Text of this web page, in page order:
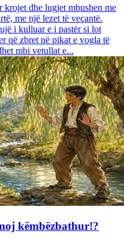
krojet dhe lugjet mbushen me
me një lezet të veçantë.
i kulluar e i pastër si lot
që zbret në pikat e vogla të
mbi vetullat e...
këmbëzbathur!?